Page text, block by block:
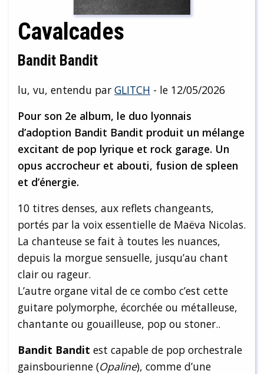
Cavalcades
Bandit Bandit
lu, vu, entendu par GLITCH - le 12/05/2026
Pour son 2e album, le duo lyonnais
d’adoption Bandit Bandit produit un mélange
excitant de pop lyrique et rock garage. Un
opus accrocheur et abouti, fusion de spleen
et d’énergie.
10 titres denses, aux reflets changeants,
portés par la voix essentielle de Maëva Nicolas.
La chanteuse se fait à toutes les nuances,
depuis la morgue sensuelle, jusqu’au chant
clair ou rageur.
L’autre organe vital de ce combo c’est cette
guitare polymorphe, écorchée ou métalleuse,
chantante ou gouailleuse, pop ou stoner..
Bandit Bandit est capable de pop orchestrale
gainsbourienne (Opaline), comme d’une